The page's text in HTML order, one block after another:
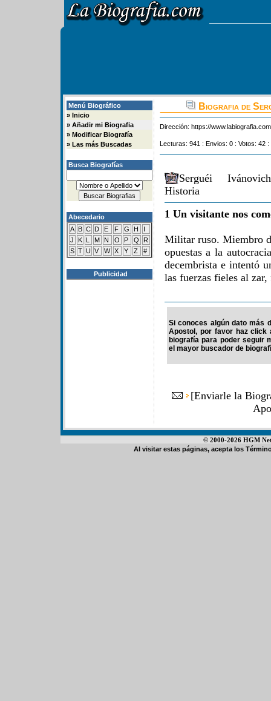
Menú Biográfico
» Inicio
» Añadir mi Biografia
» Modificar Biografía
» Las más Buscadas
Busca Biografías
Abecedario
A B C D E F G H
I
J
K L M N O P Q
R
S T U V W X Y Z #
Publicidad
Biografia de
Dirección: https://
Lecturas: 941 : Envios: 0 : Votos: 42
Serguéi
Historia
1 Un visitante nos
Militar ruso. Miembro
opuestas a la
decembrista e intentó
las fuerzas fieles al
Si conoces algún dato más
Apostol, por favor haz click
biografía para poder seguir
el mayor buscador de
[Enviarle la
© 2000-2026 HGM
Al visitar estas páginas, acepta los